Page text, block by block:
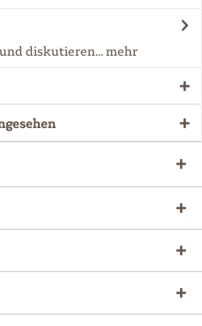
diskutieren...mehr